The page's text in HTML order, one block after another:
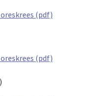
(pdf)
(pdf)